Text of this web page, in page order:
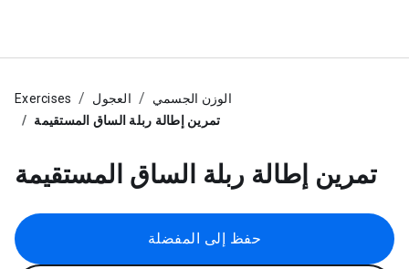
Exercises العجول
الوزن الجسمي
تمرين إطالة ربلة الساق المستقيمة
تمرين إطالة ربلة الساق المستقيمة
حفظ إلى المفضلة